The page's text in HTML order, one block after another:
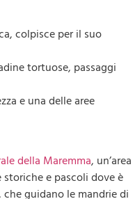
colpisce per il suo
tortuose, passaggi
e una delle aree
della Maremma, un’area
e pascoli dove è
guidano le mandrie di